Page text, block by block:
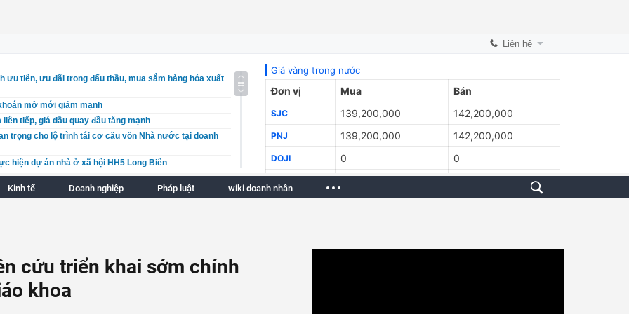
Liên hệ
ưu tiên, ưu đãi trong đấu thầu, mua sắm hàng hóa xuất
mở mới giảm mạnh
liên tiếp, giá dầu quay đầu tăng mạnh
trọng cho lộ trình tái cơ cấu vốn Nhà nước tại doanh
hiện dự án nhà ở xã hội HH5 Long Biên
xuất cảnh với người nộp thuế không hoạt động tại địa
cầu xác minh thông tin villa, homstay ‘mọc\’ trong rừng
nhiều hãng xe lớn, doanh nghiệp bị phát hiện hơn
Kinh tế Doanh nghiệp Pháp luật wiki doanh nhân
cứu triển khai sớm chính
khoa